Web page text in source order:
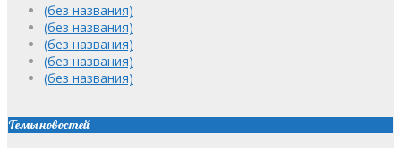
(без названия)
(без названия)
(без названия)
(без названия)
(без названия)
Темы новостей